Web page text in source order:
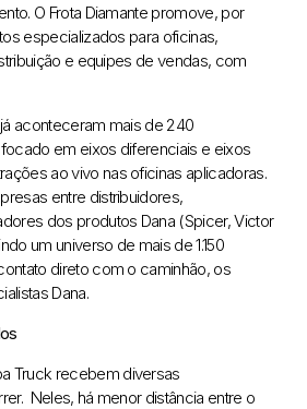
O Frota Diamante promove, por
especializados para oficinas,
e equipes de vendas, com
aconteceram mais de 240
em eixos diferenciais e eixos
ao vivo nas oficinas aplicadoras.
entre distribuidores,
dos produtos Dana (Spicer, Victor
um universo de mais de 1.150
direto com o caminhão, os
Dana.
Truck recebem diversas
Neles, há menor distância entre o